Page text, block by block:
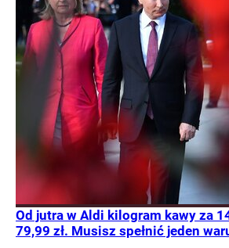
Od jutra w Aldi kilogram kawy za
79,99 zł. Musisz spełnić jeden